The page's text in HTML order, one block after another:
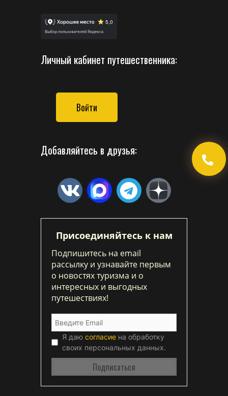
Личный кабинет путешественника:
Войти
Добавляйтесь в друзья:
Присоединяйтесь к нам
Подпишитесь на email
рассылку и узнавайте первым
о новостях туризма и о
интересных и выгодных
путешествиях!
Я даю согласие на обработку
своих персональных данных.